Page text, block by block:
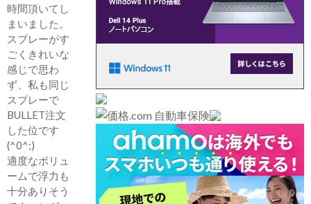
時間頂いてし
まいました。
スプレーがす
ごくきれいな
感じで思わ
ず、私も同じ
スプレーで
BULLET注文
した位です
(^0^;)
適度なボリュ
ームで浮力も
十分ありそう